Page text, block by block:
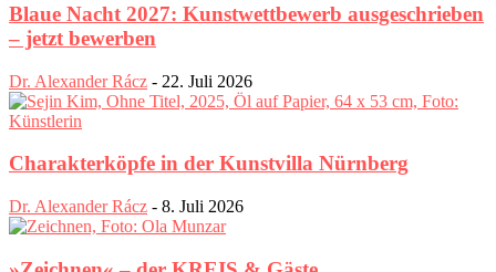
Blaue Nacht 2027: Kunstwettbewerb ausgeschrieben
– jetzt bewerben
Dr. Alexander Rácz - 22. Juli 2026
Charakterköpfe in der Kunstvilla Nürnberg
Dr. Alexander Rácz - 8. Juli 2026